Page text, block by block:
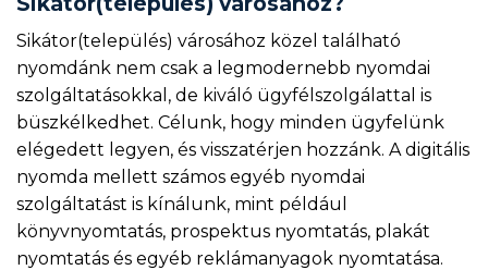
Sikátor(település) városához közel található
nyomdánk nem csak a legmodernebb nyomdai
szolgáltatásokkal, de kiváló ügyfélszolgálattal is
büszkélkedhet. Célunk, hogy minden ügyfelünk
elégedett legyen, és visszatérjen hozzánk. A digitális
nyomda mellett számos egyéb nyomdai
szolgáltatást is kínálunk, mint például
könyvnyomtatás, prospektus nyomtatás, plakát
nyomtatás és egyéb reklámanyagok nyomtatása.